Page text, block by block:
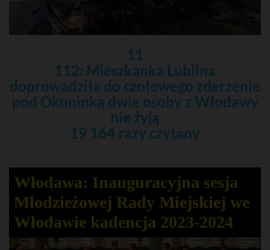
11
112: Mieszkanka Lublina
doprowadziła do czołowego zderzenie
pod Okuninką dwie osoby z Włodawy
nie żyją
19 164 razy czytany
Włodawa: Inauguracyjna sesja
Młodzieżowej Rady Miejskiej we
Włodawie kadencja 2023-2024